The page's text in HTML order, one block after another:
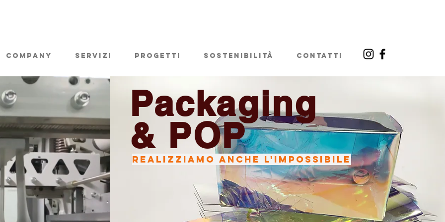
company Servizi Progetti Sostenibilità Contatti
Packaging
& POP
REALIZZIAMO ANCHE L'IMPOSSIBILE